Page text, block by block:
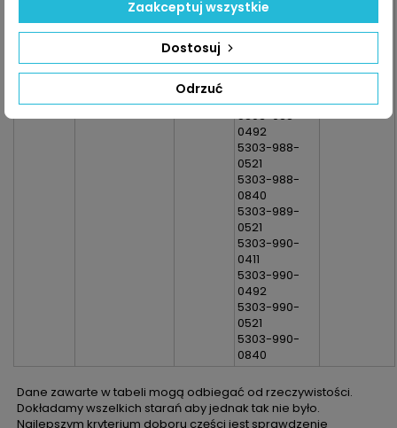
0840
5303-980-
0411
0492
0411
5303-988-
0492
5303-988-
0521
5303-988-
0840
5303-989-
0521
5303-990-
0411
5303-990-
0492
5303-990-
0521
5303-990-
0840
Dane zawarte w tabeli mogą odbiegać od rzeczywistości.
Dokładamy wszelkich starań aby jednak tak nie było.
Najlepszym kryterium doboru części jest sprawdzenie
Odrzuć
Dostosuj
Zaakceptuj wszystkie